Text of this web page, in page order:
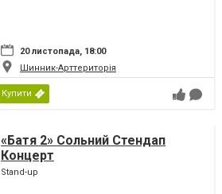
20 листопада, 18:00
Шинник-Арттериторія
Купити
«Батя 2» Сольний Стендап
Концерт
Stand-up